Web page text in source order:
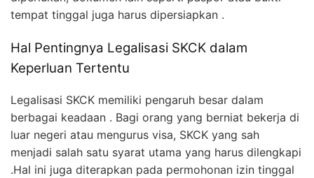
tempat tinggal juga harus dipersiapkan .
Hal Pentingnya Legalisasi SKCK dalam
Keperluan Tertentu
Legalisasi SKCK memiliki pengaruh besar dalam
berbagai keadaan . Bagi orang yang berniat bekerja di
luar negeri atau mengurus visa, SKCK yang sah
menjadi salah satu syarat utama yang harus dilengkapi
.Hal ini juga diterapkan pada permohonan izin tinggal